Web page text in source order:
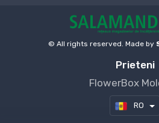
© All rights reserved. Made by
Prieteni
FlowerBox
RO